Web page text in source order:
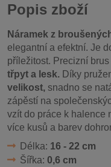
Popis zboží
Náramek z
elegantní a efektní. Je
příležitost. Precizní
třpyt a lesk. Díky
velikost, snadno se
zápěstí na
vzít do práce k halence
více kusů a barev
Délka: 16 - 22 cm
Šířka: 0,6 cm